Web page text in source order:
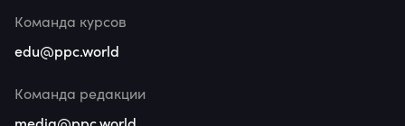
Команда курсов
edu@ppc.world
Команда редакции